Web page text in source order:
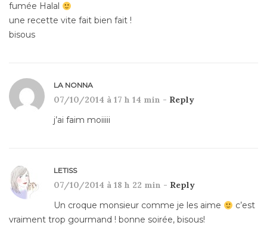
fumée Halal
une recette vite fait bien fait !
bisous
LA NONNA
07/10/2014 à 17 h 14 min - Reply
j’ai faim moiiiii
LETISS
07/10/2014 à 18 h 22 min - Reply
Un croque monsieur comme je les aime
c’est
vraiment trop gourmand ! bonne soirée, bisous!